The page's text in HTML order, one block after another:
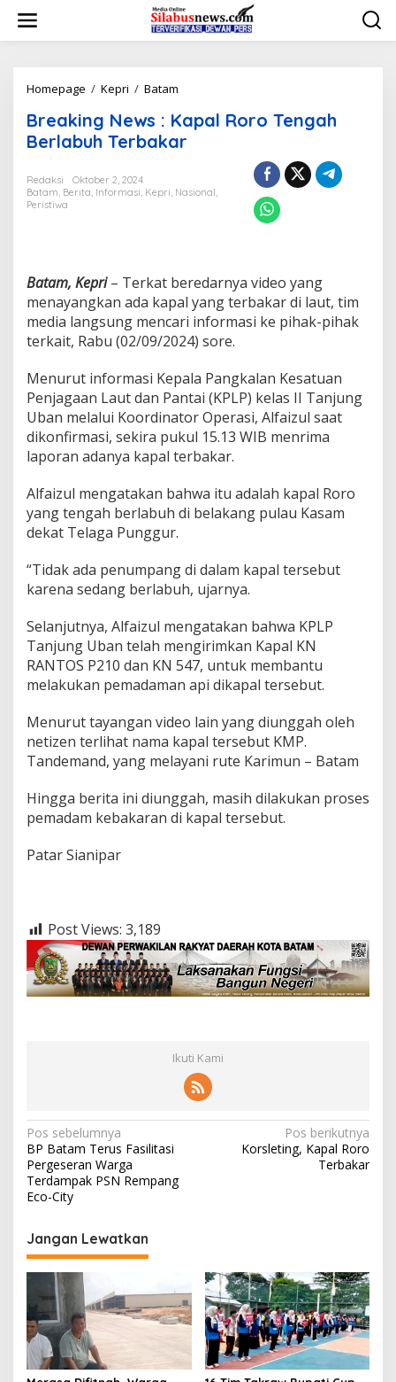
w
Homepage / Kepri / Batam
e
a
k
g
:
K
a
p
a
R
o
r
o
T
e
g
a
h
r
l
a
u
h
T
e
r
a
k
a
r
Breaking News : Kapal Roro Tengah
Berlabuh Terbakar
Redaksi
Oktober 2, 2024
Batam, Berita, Informasi, Kepri, Nasional,
Peristiwa
Batam, Kepri – Terkat beredarnya video yang
menayangkan ada kapal yang terbakar di laut, tim
media langsung mencari informasi ke pihak-pihak
terkait, Rabu (02/09/2024) sore.
Menurut informasi Kepala Pangkalan Kesatuan
Penjagaan Laut dan Pantai (KPLP) kelas II Tanjung
Uban melalui Koordinator Operasi, Alfaizul saat
dikonfirmasi, sekira pukul 15.13 WIB menrima
laporan adanya kapal terbakar.
Alfaizul mengatakan bahwa itu adalah kapal Roro
yang tengah berlabuh di belakang pulau Kasam
dekat Telaga Punggur.
“Tidak ada penumpang di dalam kapal tersebut
karena sedang berlabuh, ujarnya.
Selanjutnya, Alfaizul mengatakan bahwa KPLP
Tanjung Uban telah mengirimkan Kapal KN
RANTOS P210 dan KN 547, untuk membantu
melakukan pemadaman api dikapal tersebut.
Menurut tayangan video lain yang diunggah oleh
netizen terlihat nama kapal tersebut KMP.
Tandemand, yang melayani rute Karimun – Batam
Hingga berita ini diunggah, masih dilakukan proses
pemadam kebakaran di kapal tersebut.
Patar Sianipar
Post Views: 3,189
Ikuti Kami
N
a
v
i
g
a
i
p
o
Pos sebelumnya
BP Batam Terus Fasilitasi
Pergeseran Warga
Terdampak PSN Rempang
Eco-City
Pos berikutnya
Korsleting, Kapal Roro
Terbakar
Jangan Lewatkan